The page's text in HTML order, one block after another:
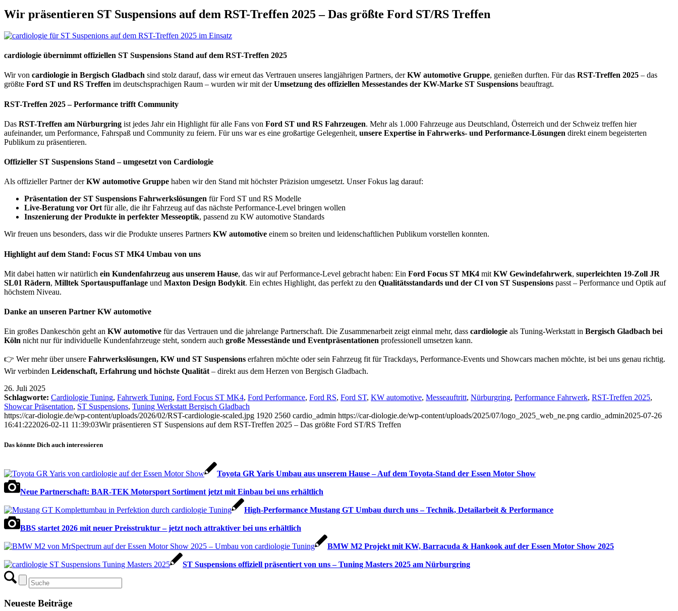
Wir präsentieren ST Suspensions auf dem RST-Treffen 2025 – Das größte Ford ST/RS Treffen
cardiologie übernimmt offiziellen ST Suspensions Stand auf dem RST-Treffen 2025
Wir von cardiologie in Bergisch Gladbach sind stolz darauf, dass wir erneut das Vertrauen unseres langjährigen Partners, derKW automotive Gruppe, genießen durften. Für das RST-Treffen 2025 – das
größte Ford ST und RS Treffen im deutschsprachigen Raum – wurden wir mit derUmsetzung des offiziellen Messestandes der KW-Marke ST Suspensions beauftragt.
RST-Treffen 2025 – Performance trifft Community
Das RST-Treffen am Nürburgring ist jedes Jahr ein Highlight für alle Fans von Ford ST und RS Fahrzeugen. Mehr als 1.000 Fahrzeuge aus Deutschland, Österreich und der Schweiz treffen hier
aufeinander, um Performance, Fahrspaß und Community zu feiern. Für uns war es eine großartige Gelegenheit, unsere Expertise in Fahrwerks- und Performance-Lösungen direkt einem begeisterten
Publikum zu präsentieren.
Offizieller ST Suspensions Stand – umgesetzt von Cardiologie
Als offizieller Partner derKW automotive Gruppe haben wir den Stand mit höchster Präzision umgesetzt. Unser Fokus lag darauf:
Präsentation der ST Suspensions Fahrwerkslösungen für Ford ST und RS Modelle
Live-Beratung vor Ortfür alle, die ihr Fahrzeug auf das nächste Performance-Level bringen wollen
Inszenierung der Produkte in perfekter Messeoptik, passend zu KW automotive Standards
Wir freuen uns besonders, dass wir die Produkte unseres Partners KW automotive einem so breiten und leidenschaftlichen Publikum vorstellen konnten.
Highlight auf dem Stand: Focus ST MK4 Umbau von uns
Mit dabei hatten wir natürlich ein Kundenfahrzeug aus unserem Hause, das wir auf Performance-Level gebracht haben: Ein Ford Focus ST MK4 mit KW Gewindefahrwerk, superleichten 19-Zoll JR
SL01 Rädern, Milltek Sportauspuffanlage und Maxton Design Bodykit. Ein echtes Highlight, das perfekt zu den Qualitätsstandards und der CI von ST Suspensions passt – Performance und Optik auf
höchstem Niveau.
Danke an unseren Partner KW automotive
Ein großes Dankeschön geht an KW automotive für das Vertrauen und die jahrelange Partnerschaft. Die Zusammenarbeit zeigt einmal mehr, dass cardiologie als Tuning-Werkstatt in Bergisch Gladbach bei
Köln nicht nur für individuelle Kundenfahrzeuge steht, sondern auch große Messestände und Eventpräsentationen professionell umsetzen kann.
👉 Wer mehr über unsere Fahrwerkslösungen, KW und ST Suspensions erfahren möchte oder sein Fahrzeug fit für Trackdays, Performance-Events und Showcars machen möchte, ist bei uns genau richtig.
Wir verbinden Leidenschaft, Erfahrung und höchste Qualität– direkt aus dem Herzen von Bergisch Gladbach.
26. Juli 2025
Schlagworte: Cardiologie Tuning, Fahrwerk Tuning, Ford Focus ST MK4, Ford Performance, Ford RS, Ford ST, KW automotive, Messeauftritt, Nürburgring, Performance Fahrwerk, RST-Treffen 2025,
Showcar Präsentation, ST Suspensions, Tuning Werkstatt Bergisch Gladbach
https://car-diologie.de/wp-content/uploads/2026/02/RST-cardiologie-scaled.jpg 1920 2560 cardio_admin https://car-diologie.de/wp-content/uploads/2025/07/logo_2025_web_ne.png cardio_admin2025-07-26
16:41:222026-02-11 11:39:03Wir präsentieren ST Suspensions auf dem RST-Treffen 2025 – Das größte Ford ST/RS Treffen
Das könnte Dich auch interessieren
Toyota GR Yaris Umbau aus unserem Hause – Auf dem Toyota-Stand der Essen Motor Show
Neue Partnerschaft: BAR-TEK Motorsport Sortiment jetzt mit Einbau bei uns erhältlich
High-Performance Mustang GT Umbau durch uns – Technik, Detailarbeit & Performance
BBS startet 2026 mit neuer Preisstruktur – jetzt noch attraktiver bei uns erhältlich
BMW M2 Projekt mit KW, Barracuda & Hankook auf der Essen Motor Show 2025
ST Suspensions offiziell präsentiert von uns – Tuning Masters 2025 am Nürburgring
Neueste Beiträge